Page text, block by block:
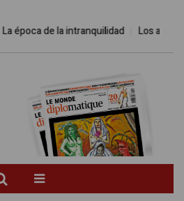
La época de la intranquilidad Los amos